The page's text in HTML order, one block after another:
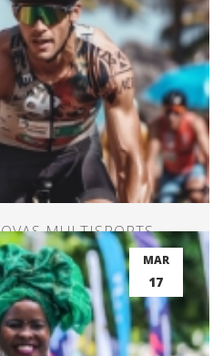
MULTISPORTS
MAR
17